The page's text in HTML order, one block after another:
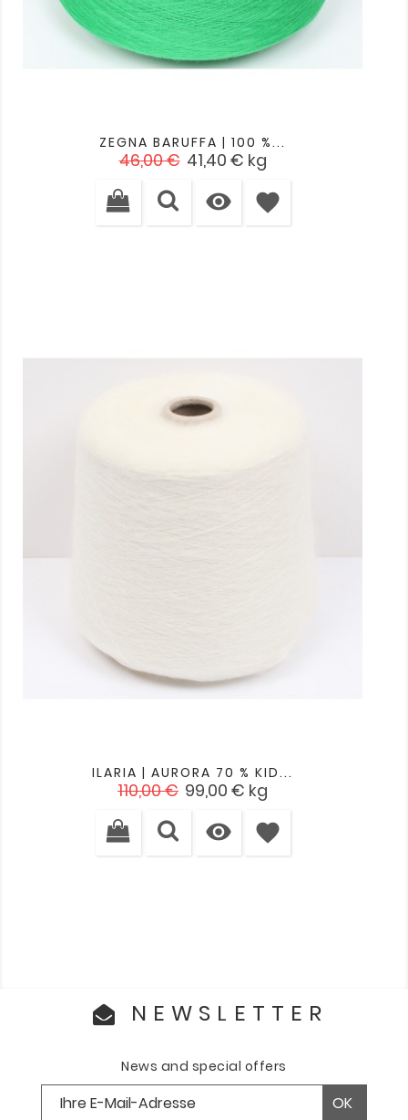
ZEGNA BARUFFA | 100 %...
Verkaufspreis
46,00 € Preis
41,40 € kg
 favorite
ILARIA | AURORA 70 % KID...
Verkaufspreis
110,00 € Preis
99,00 € kg
 favorite
NEWSLETTER
News and special offers